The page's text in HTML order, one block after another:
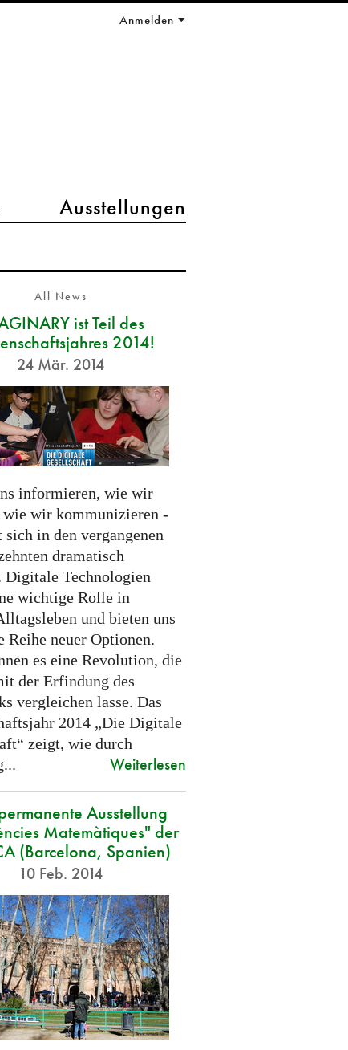
Ausstellungen
Anmelden
All News
ist Teil des
2014!
24 Mär. 2014
informieren, wie wir
wie wir kommunizieren -
sich in den vergangenen
dramatisch
Digitale Technologien
wichtige Rolle in
und bieten uns
Reihe neuer Optionen.
es eine Revolution, die
der Erfindung des
vergleichen lasse. Das
2014 „Die Digitale
zeigt, wie durch
Weiterlesen
Ausstellung
Matemàtiques" der
(Barcelona, Spanien)
10 Feb. 2014